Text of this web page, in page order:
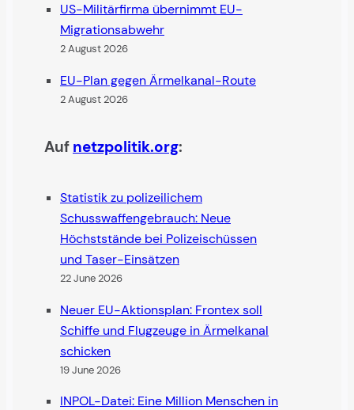
US-Militärfirma übernimmt EU-
Migrationsabwehr
2 August 2026
EU-Plan gegen Ärmelkanal-Route
2 August 2026
Auf netzpolitik.org:
Statistik zu polizeilichem
Schusswaffengebrauch: Neue
Höchststände bei Polizeischüssen
und Taser-Einsätzen
22 June 2026
Neuer EU-Aktionsplan: Frontex soll
Schiffe und Flugzeuge in Ärmelkanal
schicken
19 June 2026
INPOL-Datei: Eine Million Menschen in